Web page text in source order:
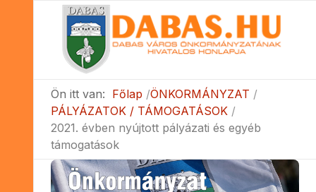
Ön itt van: Főlap ÖNKORMÁNYZAT
PÁLYÁZATOK / TÁMOGATÁSOK
2021. évben nyújtott pályázati és egyéb
támogatások